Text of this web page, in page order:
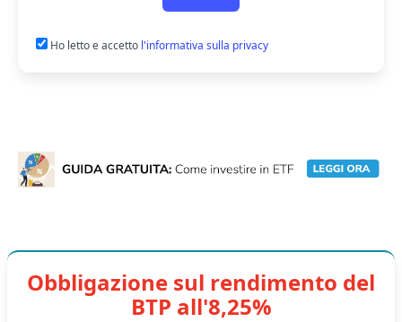
Ho letto e accetto l'informativa sulla privacy
Obbligazione sul rendimento del
BTP all'8,25%